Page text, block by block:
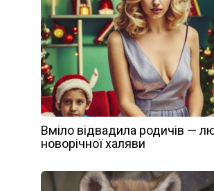
Вміло відвадила родичів —
новорічної халяви